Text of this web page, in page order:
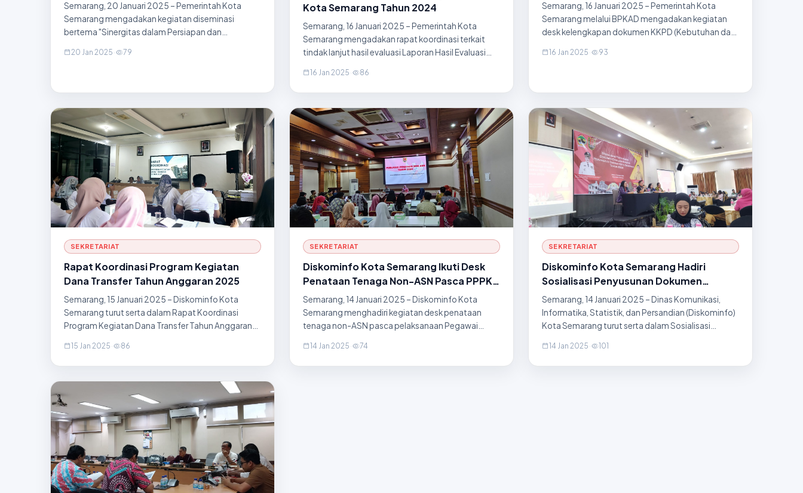
Semarang, 20 Januari 2025 – Pemerintah Kota
Semarang mengadakan kegiatan diseminasi
bertema "Sinergitas dalam Persiapan dan
berlangsung di MG Setos Hotel. Kegiatan ini dihadiri
20 Jan 2025 · 79
Kota Semarang Tahun 2024
Semarang, 16 Januari 2025 – Pemerintah Kota
Semarang mengadakan rapat koordinasi terkait
tindak lanjut hasil evaluasi Laporan Hasil Evaluasi
(AKIP) Tahun 2024. Kegiatan ini dilaksanakan di
Ruang Saber Pungli
16 Jan 2025 · 86
Semarang, 16 Januari 2025 – Pemerintah Kota
Semarang melalui BPKAD mengadakan kegiatan
desk kelengkapan dokumen KKPD (Kebutuhan dan
lantai 2. Kegiatan ini bertujuan untuk memastikan
16 Jan 2025 · 93
SEKRETARIAT
Rapat Koordinasi Program Kegiatan
Dana Transfer Tahun Anggaran 2025
Semarang, 15 Januari 2025 – Diskominfo Kota
Semarang turut serta dalam Rapat Koordinasi
Program Kegiatan Dana Transfer Tahun Anggaran
lantai 2. Rapat ini membahas strategi pengelolaan
dana transfer dari pusa
15 Jan 2025 · 86
SEKRETARIAT
Diskominfo Kota Semarang Ikuti Desk
Penataan Tenaga Non-ASN Pasca PPPK
Tahap I
Semarang, 14 Januari 2025 – Diskominfo Kota
Semarang menghadiri kegiatan desk penataan
tenaga non-ASN pasca pelaksanaan Pegawai
pertama. Kegiatan yang berlangsung hari ini dihadiri
oleh perwakilan dari Disko
14 Jan 2025 · 74
SEKRETARIAT
Diskominfo Kota Semarang Hadiri
Sosialisasi Penyusunan Dokumen
Evaluasi Kinerja Perangkat Daerah Tahun
2024
Semarang, 14 Januari 2025 – Dinas Komunikasi,
Informatika, Statistik, dan Persandian (Diskominfo)
Kota Semarang turut serta dalam Sosialisasi
Daerah Kota Semarang Tahun 2024. Acara ini
berlangsung di Hotel Daf
14 Jan 2025 · 101